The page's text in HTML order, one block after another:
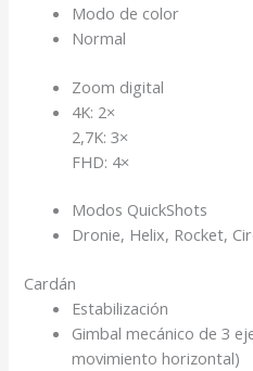
Modo de color
Normal
Zoom digital
4K: 2×
2,7K: 3×
FHD: 4×
Modos QuickShots
Dronie, Helix, Rocket,
Cardán
Estabilización
Gimbal mecánico de 3
movimiento horizontal)